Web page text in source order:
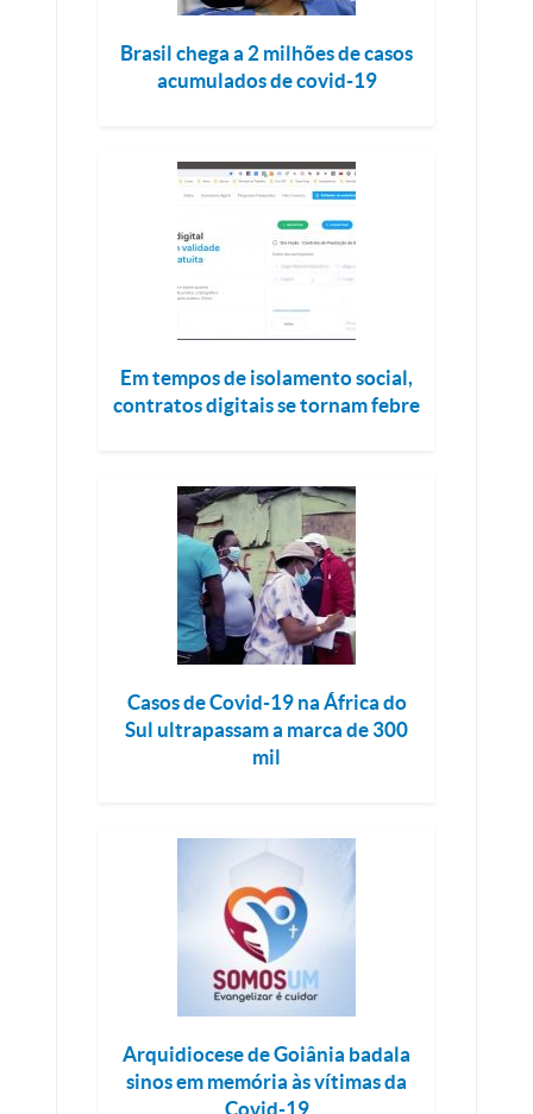
Brasil chega a 2 milhões de casos
acumulados de covid-19
Em tempos de isolamento social,
contratos digitais se tornam febre
Casos de Covid-19 na África do
Sul ultrapassam a marca de 300
mil
Arquidiocese de Goiânia badala
sinos em memória às vítimas da
Covid-19